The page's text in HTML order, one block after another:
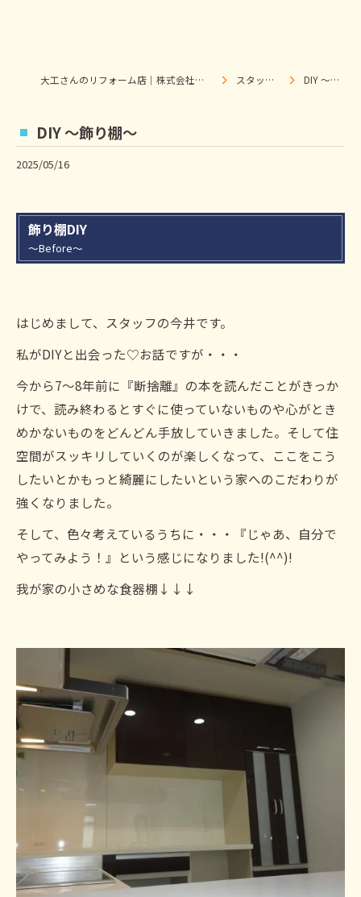
大工さんのリフォーム店｜株式会社ウィズホーム｜扶桑・犬山 スタッフブログ DIY ～飾り棚～
DIY ～飾り棚～
2025/05/16
飾り棚DIY
～Before～
はじめまして、スタッフの今井です。
私がDIYと出会った♡お話ですが・・・
今から7～8年前に『断捨離』の本を読んだことがきっか
けで、読み終わるとすぐに使っていないものや心がとき
めかないものをどんどん手放していきました。そして住
空間がスッキリしていくのが楽しくなって、ここをこう
したいとかもっと綺麗にしたいという家へのこだわりが
強くなりました。
そして、色々考えているうちに・・・『じゃあ、自分で
やってみよう！』という感じになりました!(^^)!
我が家の小さめな食器棚↓↓↓